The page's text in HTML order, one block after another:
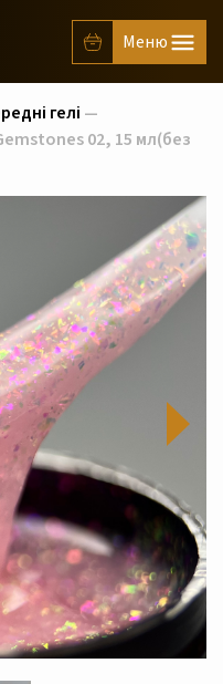
гелі —
02, 15 мл(без